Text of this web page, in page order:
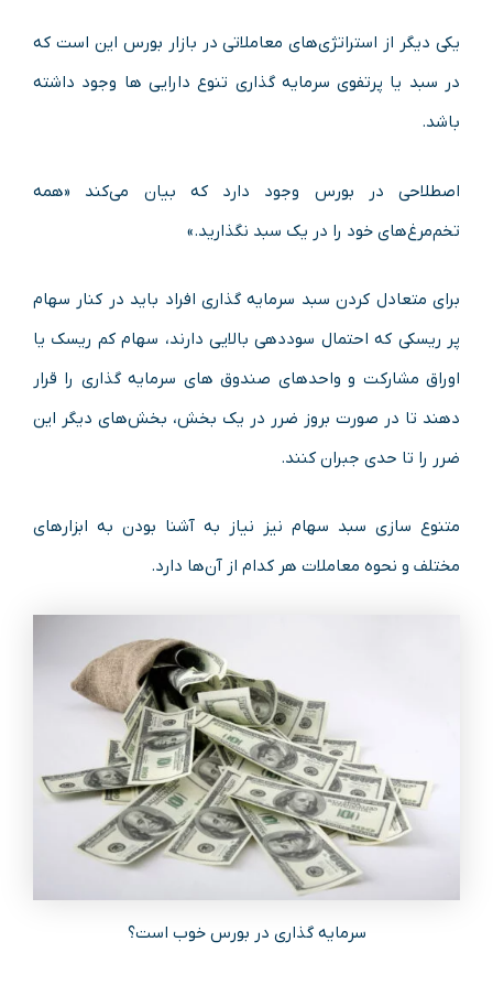
یکی دیگر از استراتژی‌های معاملاتی در بازار بورس این است که
در سبد یا پرتفوی سرمایه گذاری تنوع دارایی ها وجود داشته
باشد.
اصطلاحی در بورس وجود دارد که بیان می‌کند «همه
تخم‌مرغ‌های خود را در یک سبد نگذارید.»
برای متعادل کردن سبد سرمایه گذاری افراد باید در کنار سهام
پر ریسکی که احتمال سوددهی بالایی دارند، سهام کم ریسک یا
اوراق مشارکت و واحدهای صندوق های سرمایه گذاری را قرار
دهند تا در صورت بروز ضرر در یک بخش، بخش‌های دیگر این
ضرر را تا حدی جبران کنند.
متنوع سازی سبد سهام نیز نیاز به آشنا بودن به ابزارهای
مختلف و نحوه معاملات هر کدام از آن‌ها دارد.
سرمایه گذاری در بورس خوب است؟